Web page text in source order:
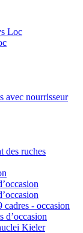
Loc
avec nourrisseur
des ruches
cadres - occasion
d’occasion
Kieler